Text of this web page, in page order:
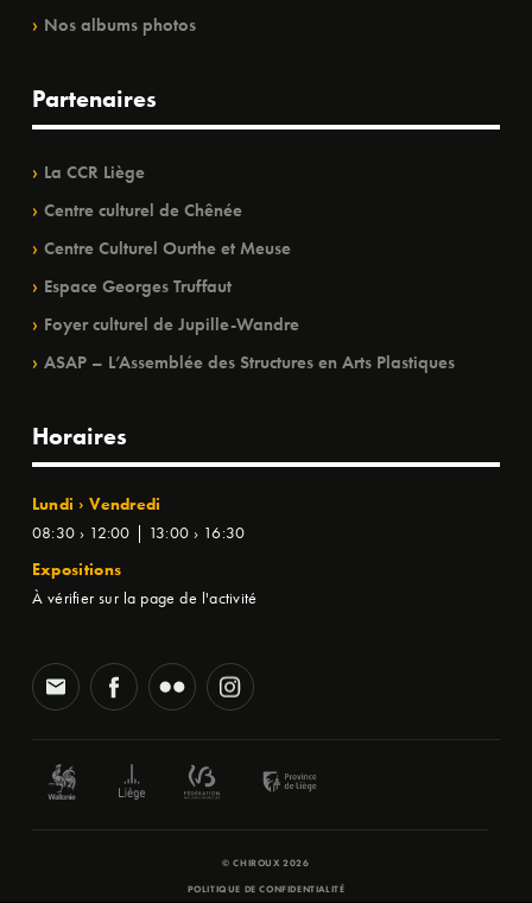
Nos albums photos
Partenaires
La CCR Liège
Centre culturel de Chênée
Centre Culturel Ourthe et Meuse
Espace Georges Truffaut
Foyer culturel de Jupille-Wandre
ASAP – L’Assemblée des Structures en Arts Plastiques
Horaires
Lundi › Vendredi
08:30 › 12:00 | 13:00 › 16:30
Expositions
À vérifier sur la page de l'activité
© CHIROUX 2026
POLITIQUE DE CONFIDENTIALITÉ